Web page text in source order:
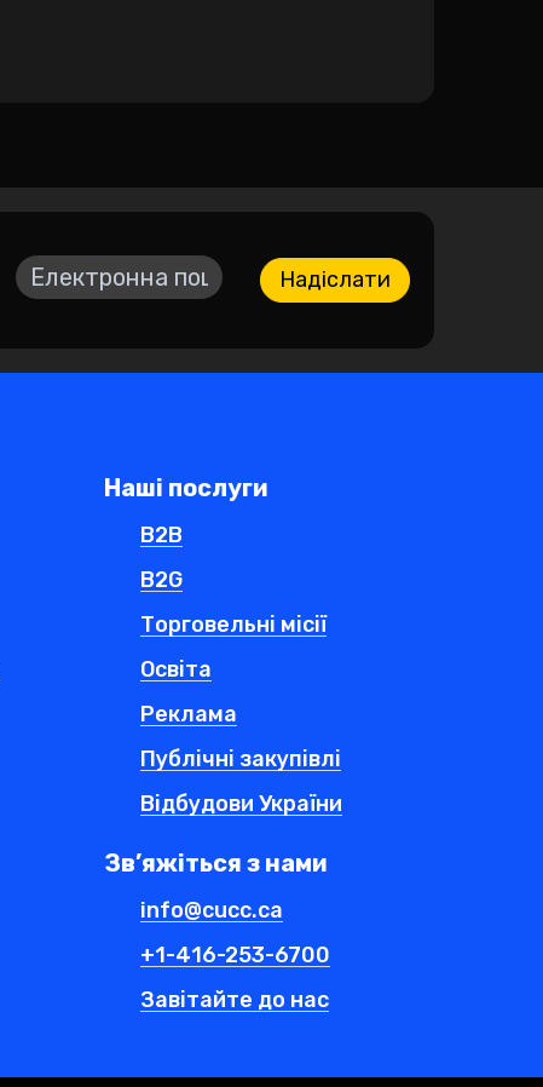
Надіслати
Наші послуги
B2B
B2G
Торговельні місії
Освіта
Реклама
Публічні закупівлі
Відбудови України
Зв’яжіться з нами
info@cucc.ca
+1-416-253-6700
Завітайте до нас